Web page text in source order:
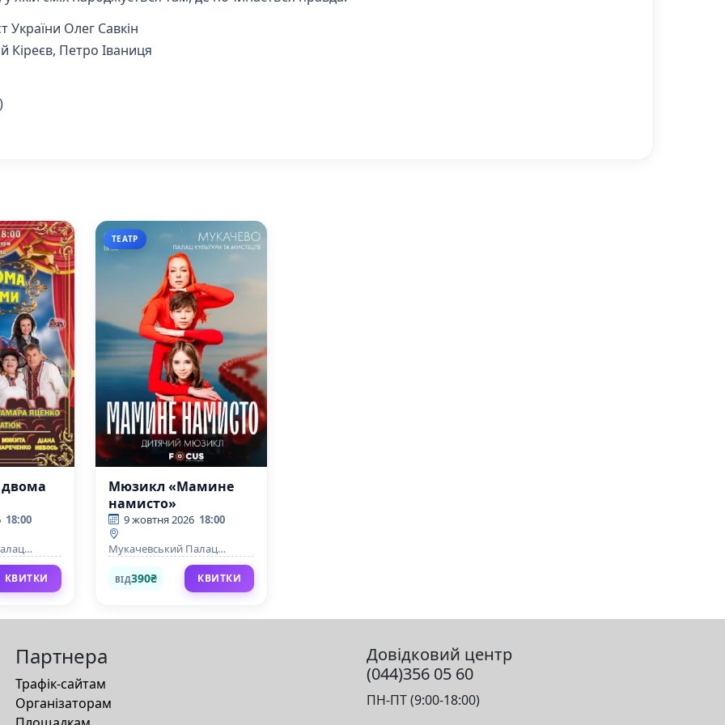
України Олег Савкін
Кіреєв, Петро Іваниця
двома
18:00
КВИТКИ
ТЕАТР
Мюзикл «Мамине
намисто»
9 жовтня 2026 18:00
Мукачевський Палац
культури та мистецтв
ВІД390₴ КВИТКИ
Партнера
Трафік-сайтам
Організаторам
Довідковий центр
(044)356 05 60
ПН-ПТ (9:00-18:00)